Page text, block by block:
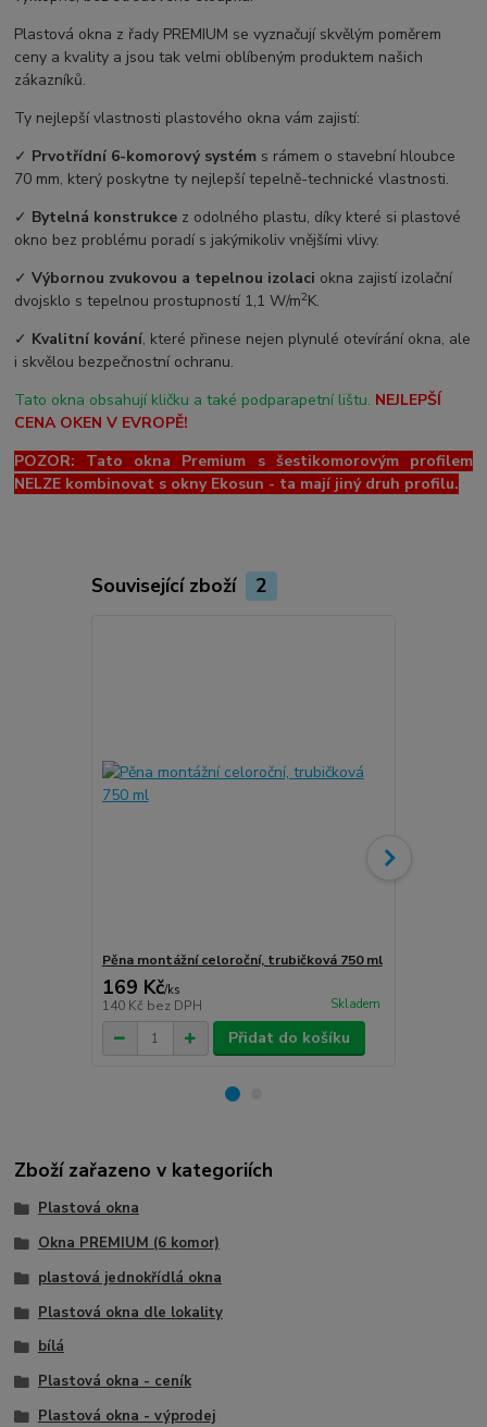
Plastová okna z řady PREMIUM se vyznačují skvělým poměrem
ceny a kvality a jsou tak velmi oblíbeným produktem našich
zákazníků.
Ty nejlepší vlastnosti plastového okna vám zajistí:
✓ Prvotřídní 6-komorový systém s rámem o stavební hloubce
70 mm, který poskytne ty nejlepší tepelně-technické vlastnosti.
✓ Bytelná konstrukce z odolného plastu, díky které si plastové
okno bez problému poradí s jakýmikoliv vnějšími vlivy.
✓Výbornou zvukovou a tepelnou izolaci okna zajistí izolační
dvojsklo s tepelnou prostupností 1,1 W/m2K.
✓ Kvalitní kování, které přinese nejen plynulé otevírání okna, ale
i skvělou bezpečnostní ochranu.
Tato okna obsahují kličku a také podparapetní lištu. NEJLEPŠÍ
CENA OKEN V EVROPĚ!
POZOR: Tato okna Premium s šestikomorovým profilem
NELZE kombinovat s okny Ekosun - ta mají jiný druh profilu.
Související zboží 2
Pěna montážní celoroční, trubičková 750 ml
169 Kč/ks
140 Kč bez DPH Skladem
Přidat do košíku
Zboží zařazeno v kategoriích
Plastová okna
Okna PREMIUM (6 komor)
plastová jednokřídlá okna
Plastová okna dle lokality
bílá
Plastová okna - ceník
Plastová okna - výprodej